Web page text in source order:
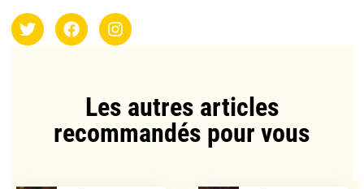
Les autres articles
recommandés pour vous​